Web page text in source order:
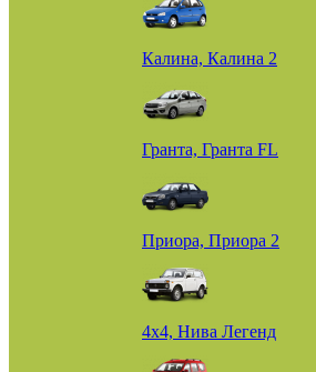
Калина, Калина 2
Гранта, Гранта FL
Приора, Приора 2
4х4, Нива Легенд